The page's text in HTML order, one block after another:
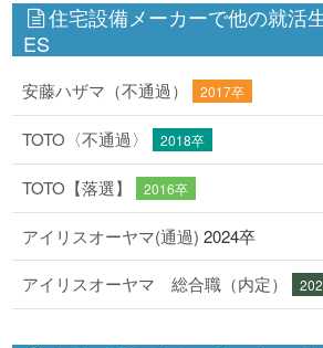
住宅設備メーカーで他の就活
ES
安藤ハザマ（不通過） 2017卒
TOTO〈不通過〉 2018卒
TOTO【落選】 2016卒
アイリスオーヤマ(通過) 2024卒
アイリスオーヤマ 総合職（内定）